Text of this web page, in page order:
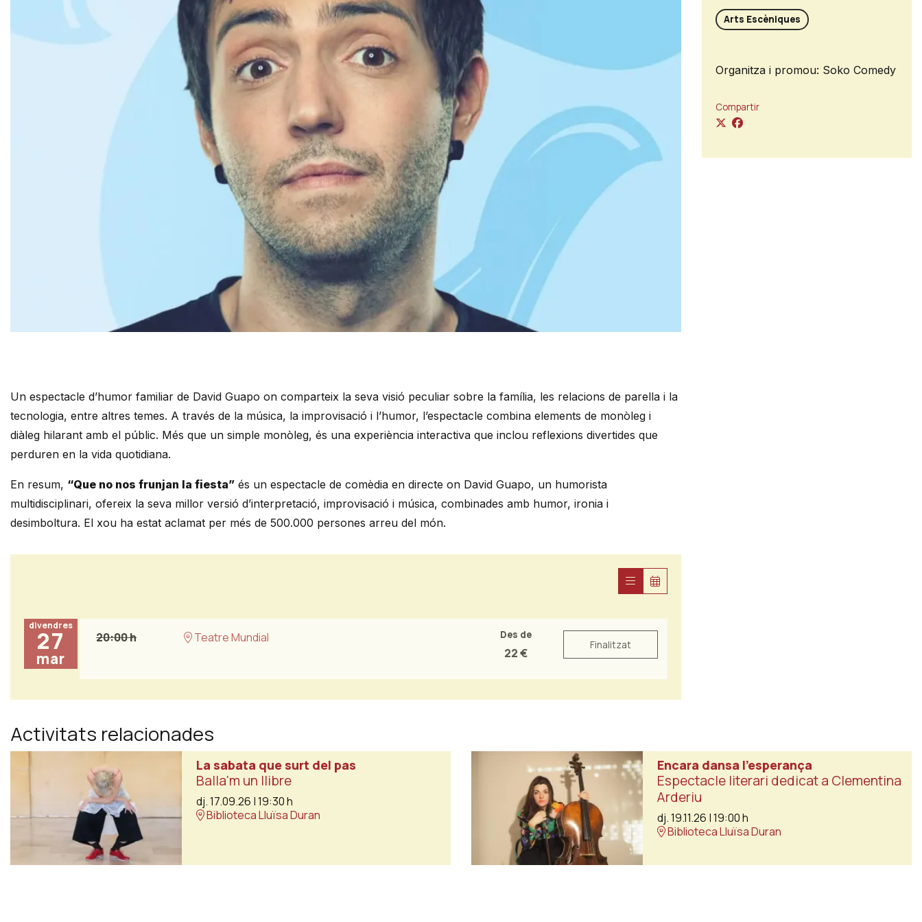
Arts Escèniques
Organitza i promou: Soko Comedy
Compartir
Un espectacle d’humor familiar de David Guapo on comparteix la seva visió peculiar sobre la família, les relacions de parella i la
tecnologia, entre altres temes. A través de la música, la improvisació i l’humor, l’espectacle combina elements de monòleg i
diàleg hilarant amb el públic. Més que un simple monòleg, és una experiència interactiva que inclou reflexions divertides que
perduren en la vida quotidiana.
En resum, “Que no nos frunjan la fiesta” és un espectacle de comèdia en directe on David Guapo, un humorista
multidisciplinari, ofereix la seva millor versió d’interpretació, improvisació i música, combinades amb humor, ironia i
desimboltura. El xou ha estat aclamat per més de 500.000 persones arreu del món.
divendres
27
mar
20:00 h Teatre Mundial Des de
22 €
Finalitzat
Activitats relacionades
La sabata que surt del pas
Balla'm un llibre
dj. 17.09.26 |19:30 h
Biblioteca Lluïsa Duran
Encara dansa l’esperança
Espectacle literari dedicat a Clementina
Arderiu
dj. 19.11.26 |19:00 h
Biblioteca Lluïsa Duran